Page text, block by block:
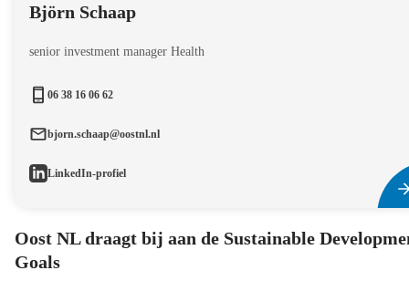
Björn Schaap
senior investment manager Health
06 38 16 06 62
bjorn.schaap@oostnl.nl
LinkedIn-profiel
Oost NL draagt bij aan de Sustainable
Goals